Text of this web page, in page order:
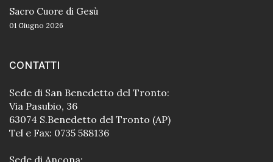
Sacro Cuore di Gesù
01 Giugno 2026
CONTATTI
Sede di San Benedetto del Tronto:
Via Pasubio, 36
63074 S.Benedetto del Tronto (AP)
Tel e Fax: 0735 588136